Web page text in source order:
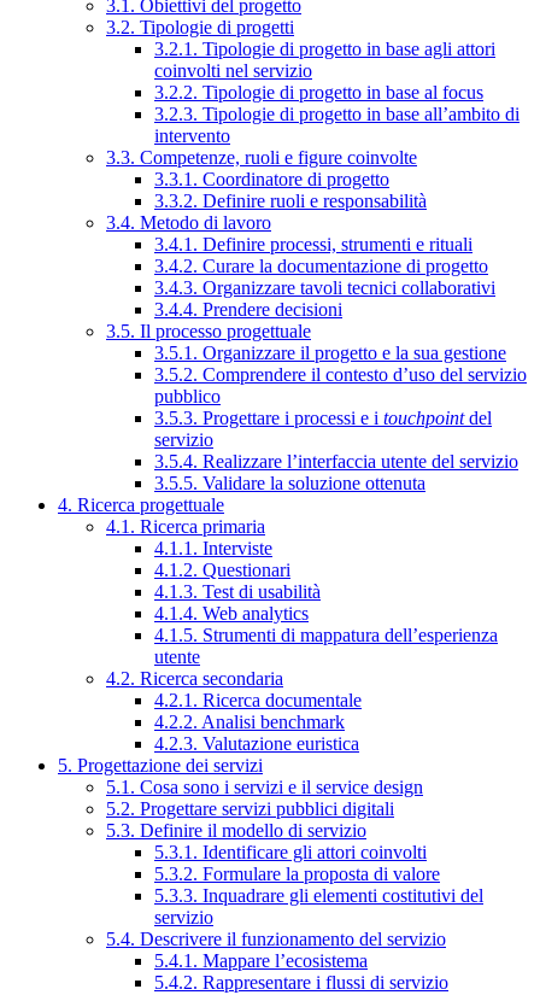
3.1. Obiettivi del progetto
3.2. Tipologie di progetti
3.2.1. Tipologie di progetto in base agli attori
coinvolti nel servizio
3.2.2. Tipologie di progetto in base al focus
3.2.3. Tipologie di progetto in base all’ambito di
intervento
3.3. Competenze, ruoli e figure coinvolte
3.3.1. Coordinatore di progetto
3.3.2. Definire ruoli e responsabilità
3.4. Metodo di lavoro
3.4.1. Definire processi, strumenti e rituali
3.4.2. Curare la documentazione di progetto
3.4.3. Organizzare tavoli tecnici collaborativi
3.4.4. Prendere decisioni
3.5. Il processo progettuale
3.5.1. Organizzare il progetto e la sua gestione
3.5.2. Comprendere il contesto d’uso del servizio
pubblico
3.5.3. Progettare i processi e i touchpointdel
servizio
3.5.4. Realizzare l’interfaccia utente del servizio
3.5.5. Validare la soluzione ottenuta
4. Ricerca progettuale
4.1. Ricerca primaria
4.1.1. Interviste
4.1.2. Questionari
4.1.3. Test di usabilità
4.1.4. Web analytics
4.1.5. Strumenti di mappatura dell’esperienza
utente
4.2. Ricerca secondaria
4.2.1. Ricerca documentale
4.2.2. Analisi benchmark
4.2.3. Valutazione euristica
5. Progettazione dei servizi
5.1. Cosa sono i servizi e il service design
5.2. Progettare servizi pubblici digitali
5.3. Definire il modello di servizio
5.3.1. Identificare gli attori coinvolti
5.3.2. Formulare la proposta di valore
5.3.3. Inquadrare gli elementi costitutivi del
servizio
5.4. Descrivere il funzionamento del servizio
5.4.1. Mappare l’ecosistema
5.4.2. Rappresentare i flussi di servizio